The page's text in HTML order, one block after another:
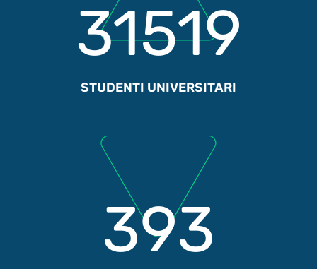
31519
STUDENTI UNIVERSITARI
393